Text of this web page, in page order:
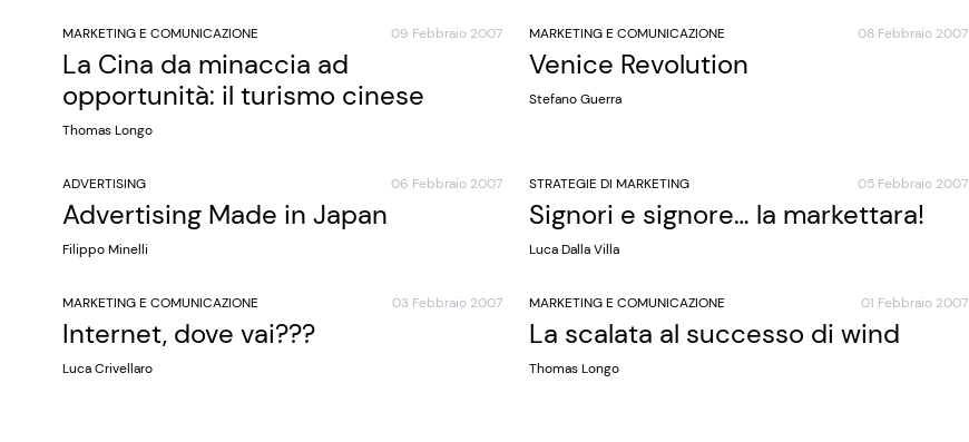
MARKETING E COMUNICAZIONE 09 Febbraio 2007
La Cina da minaccia ad
opportunità: il turismo cinese
Thomas Longo
MARKETING E COMUNICAZIONE 08 Febbraio 2007
Venice Revolution
Stefano Guerra
ADVERTISING 06 Febbraio 2007
Advertising Made in Japan
Filippo Minelli
STRATEGIE DI MARKETING 05 Febbraio 2007
Signori e signore… la markettara!
Luca Dalla Villa
MARKETING E COMUNICAZIONE 03 Febbraio 2007
Internet, dove vai???
Luca Crivellaro
MARKETING E COMUNICAZIONE 01 Febbraio 2007
La scalata al successo di wind
Thomas Longo